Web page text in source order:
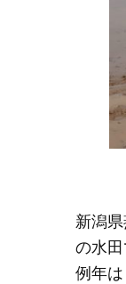
新潟
の水
例年